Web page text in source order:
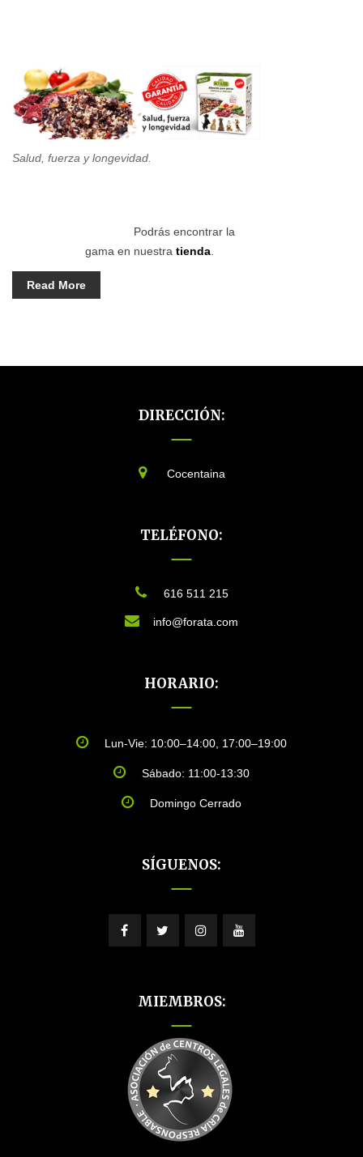
Salud, fuerza y longevidad.
Podrás encontrar la
gama en nuestra tienda
Read More
DIRECCIÓN:
Cocentaina
TELÉFONO:
616 511 215
info@forata.com
HORARIO:
Lun-Vie: 10:00–14:00, 17:00–19:00
Sábado: 11:00-13:30
Domingo Cerrado
SÍGUENOS:
MIEMBROS: